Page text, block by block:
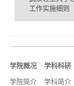
工作实施细
学院概况
学院简介
学科科研
学科简介